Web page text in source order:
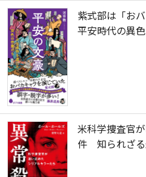
紫式部は「お
平安時代の異
米科学捜査官
件 知られざる